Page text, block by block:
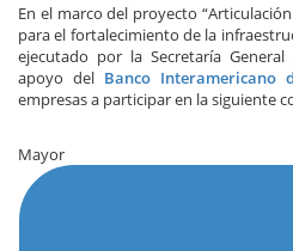
En el marco del proyecto
para el fortalecimiento de la
ejecutado por la Secretaría
apoyo del Banco Interamericano
empresas a participar en la siguiente
Mayor